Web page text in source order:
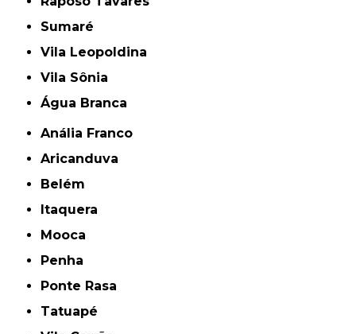
Sumaré
Vila Leopoldina
Vila Sônia
Água Branca
Anália Franco
Aricanduva
Belém
Itaquera
Mooca
Penha
Ponte Rasa
Tatuapé